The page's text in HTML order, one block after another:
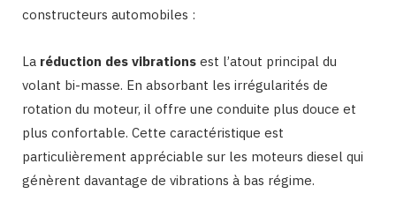
constructeurs automobiles :
La réduction des vibrations est l’atout principal du
volant bi-masse. En absorbant les irrégularités de
rotation du moteur, il offre une conduite plus douce et
plus confortable. Cette caractéristique est
particulièrement appréciable sur les moteurs diesel qui
génèrent davantage de vibrations à bas régime.